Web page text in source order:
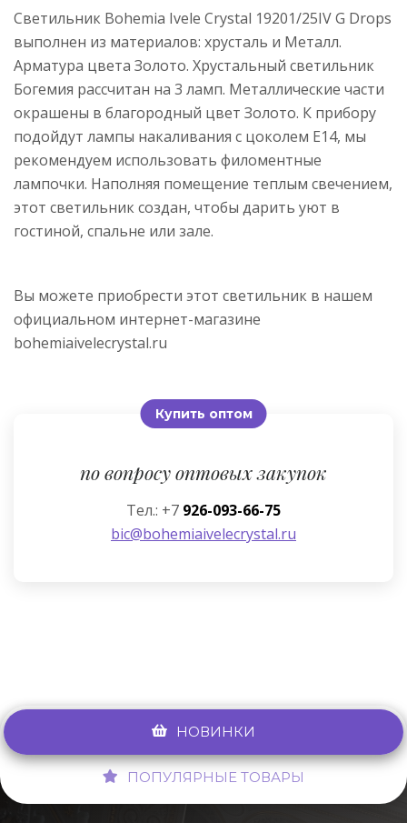
Светильник Bohemia Ivele Crystal 19201/25IV G Drops
выполнен из материалов: хрусталь и Металл.
Арматура цвета Золото. Хрустальный светильник
Богемия рассчитан на 3 ламп. Металлические части
окрашены в благородный цвет Золото. К прибору
подойдут лампы накаливания с цоколем E14, мы
рекомендуем использовать филоментные
лампочки. Наполняя помещение теплым свечением,
этот светильник создан, чтобы дарить уют в
гостиной, спальне или зале.
Вы можете приобрести этот светильник в нашем
официальном интернет-магазине
bohemiaivelecrystal.ru
Купить оптом
по вопросу оптовых закупок
Тел.: +7 926-093-66-75
bic@bohemiaivelecrystal.ru
НОВИНКИ
ПОПУЛЯРНЫЕ ТОВАРЫ